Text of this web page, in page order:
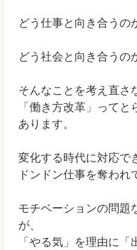
どう仕事と向き合うの
どう社会と向き合うの
そんなことを考え直さ
「働き方改革」って
あります。
変化する時代に対応で
ドンドン仕事を奪われ
モチベーションの問題
が、
「やる気」を理由に